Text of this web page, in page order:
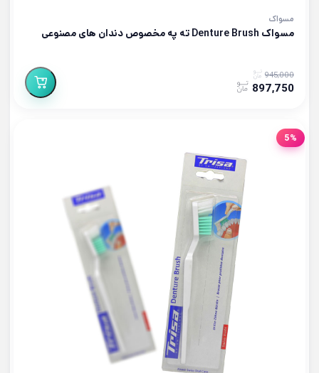
مسواک
مسواک Denture Brush ته په مخصوص دندان های مصنوعی
945,000
897,750
5%